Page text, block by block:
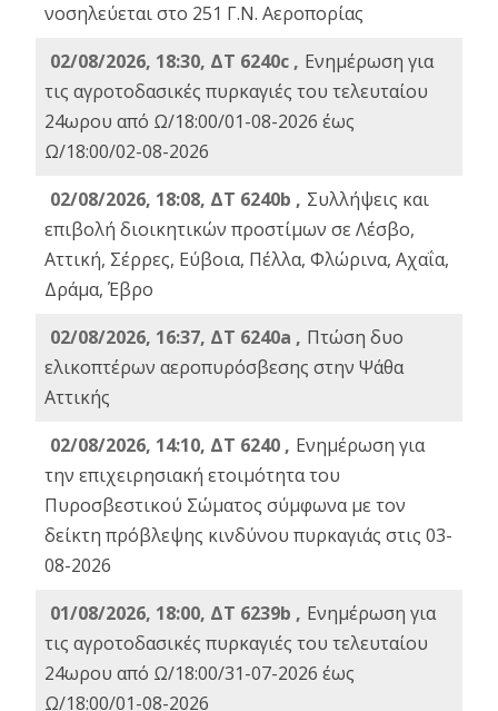
νοσηλεύεται στο 251 Γ.Ν. Αεροπορίας
02/08/2026, 18:30, ΔΤ 6240c , Ενημέρωση για
τις αγροτοδασικές πυρκαγιές του τελευταίου
24ωρου από Ω/18:00/01-08-2026 έως
Ω/18:00/02-08-2026
02/08/2026, 18:08, ΔΤ 6240b , Συλλήψεις και
επιβολή διοικητικών προστίμων σε Λέσβο,
Αττική, Σέρρες, Εύβοια, Πέλλα, Φλώρινα, Αχαΐα,
Δράμα, Έβρο
02/08/2026, 16:37, ΔΤ 6240a , Πτώση δυο
ελικοπτέρων αεροπυρόσβεσης στην Ψάθα
Αττικής
02/08/2026, 14:10, ΔΤ 6240 , Ενημέρωση για
την επιχειρησιακή ετοιμότητα του
Πυροσβεστικού Σώματος σύμφωνα με τον
δείκτη πρόβλεψης κινδύνου πυρκαγιάς στις 03-
08-2026
01/08/2026, 18:00, ΔΤ 6239b , Ενημέρωση για
τις αγροτοδασικές πυρκαγιές του τελευταίου
24ωρου από Ω/18:00/31-07-2026 έως
Ω/18:00/01-08-2026